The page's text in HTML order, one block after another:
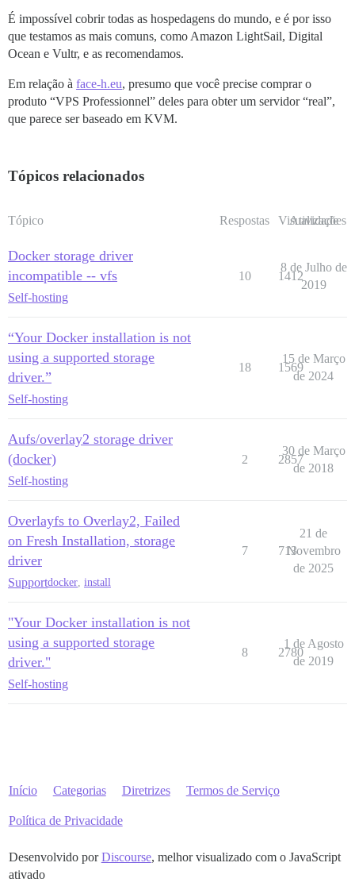
É impossível cobrir todas as hospedagens do mundo, e é por isso
que testamos as mais comuns, como Amazon LightSail, Digital
Ocean e Vultr, e as recomendamos.
Em relação à face-h.eu, presumo que você precise comprar o
produto “VPS Professionnel” deles para obter um servidor “real”,
que parece ser baseado em KVM.
Tópicos relacionados
Tópico Respostas Visualizações
Atividade
Docker storage driver
incompatible -- vfs
Self-hosting
10 1412
8 de Julho de
2019
“Your Docker installation is not
using a supported storage
driver.”
Self-hosting
18 1569
15 de Março
de 2024
Aufs/overlay2 storage driver
(docker)
Self-hosting
2 2857
30 de Março
de 2018
Overlayfs to Overlay2, Failed
on Fresh Installation, storage
driver
Supportdocker, install
7 713
21 de
Novembro
de 2025
"Your Docker installation is not
using a supported storage
driver."
Self-hosting
8 2780
1 de Agosto
de 2019
Início Categorias Diretrizes Termos de Serviço
Política de Privacidade
Desenvolvido porDiscourse, melhor visualizado com o JavaScript
ativado